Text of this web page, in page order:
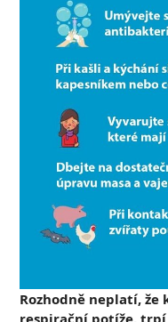
Rozhodně neplatí, že